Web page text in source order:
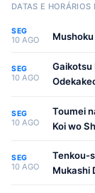
DATAS E
SEG
10 AGO
SEG
10 AGO
Gaikotsu
SEG
10 AGO
Toumei
Koi wo
SEG
10 AGO
Tenkou-
Mukashi